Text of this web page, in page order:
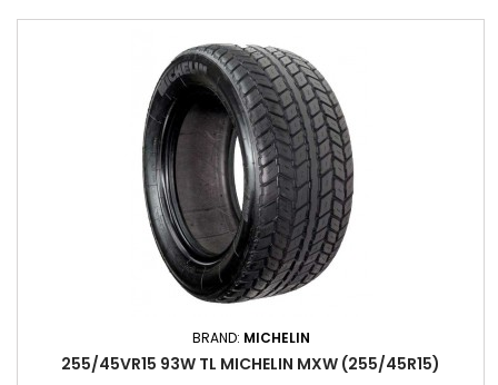
BRAND: MICHELIN
255/45VR15 93W TL MICHELIN MXW (255/45R15)